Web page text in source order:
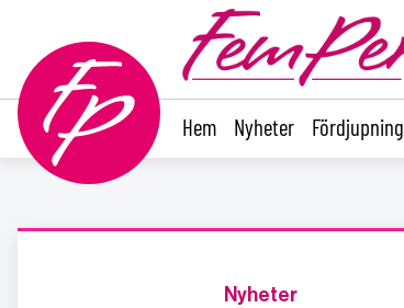
Hem Nyheter Fördjupning
Nyheter